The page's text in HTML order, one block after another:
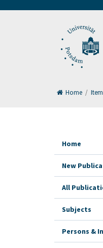
Home / Item
Home
New
All
Subjects
Persons &